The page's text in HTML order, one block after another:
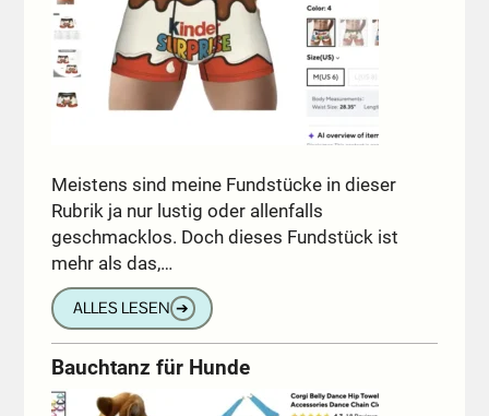
Meistens sind meine Fundstücke in dieser
Rubrik ja nur lustig oder allenfalls
geschmacklos. Doch dieses Fundstück ist
mehr als das,…
ALLES LESEN ➔
Bauchtanz für Hunde